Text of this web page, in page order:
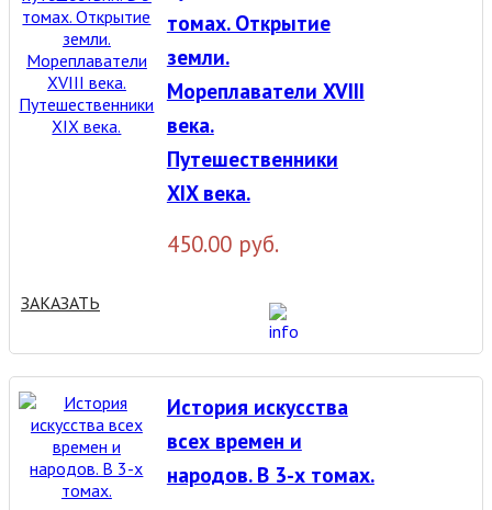
томах. Открытие
земли.
Мореплаватели XVIII
века.
Путешественники
XIX века.
450.00 руб.
ЗАКАЗАТЬ
История искусства
всех времен и
народов. В 3-х томах.